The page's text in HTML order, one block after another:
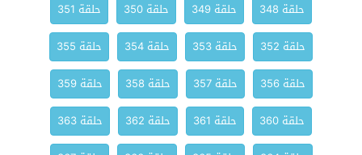
حلقة 348
حلقة 349 حلقة 350
حلقة 351
حلقة 352
حلقة 353 حلقة 354
حلقة 355
حلقة 356
حلقة 357 حلقة 358
حلقة 359
حلقة 360
حلقة 361 حلقة 362
حلقة 363